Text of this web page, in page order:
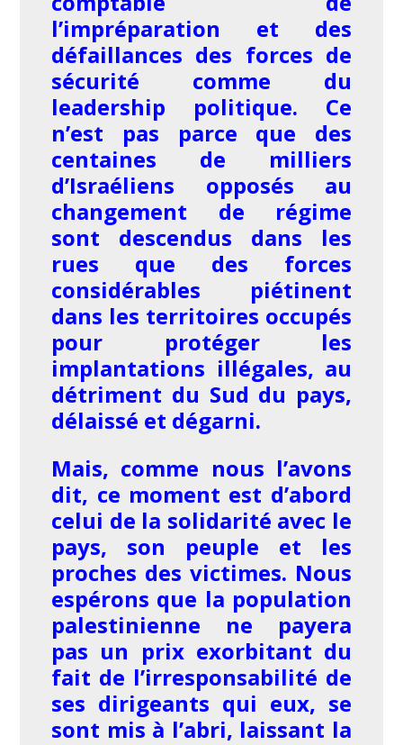
l’impréparation et des
défaillances des forces de
sécurité comme du
leadership politique. Ce
n’est pas parce que des
centaines de milliers
d’Israéliens opposés au
changement de régime
sont descendus dans les
rues que des forces
considérables piétinent
dans les territoires occupés
pour protéger les
implantations illégales, au
détriment du Sud du pays,
délaissé et dégarni.
Mais, comme nous l’avons
dit, ce moment est d’abord
celui de la solidarité avec le
pays, son peuple et les
proches des victimes. Nous
espérons que la population
palestinienne ne payera
pas un prix exorbitant du
fait de l’irresponsabilité de
ses dirigeants qui eux, se
sont mis à l’abri, laissant la